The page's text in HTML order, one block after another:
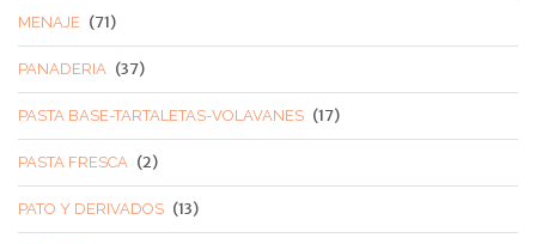
MENAJE (71)
PANADERIA (37)
PASTA BASE-TARTALETAS-VOLAVANES (17)
PASTA FRESCA (2)
PATO Y DERIVADOS (13)